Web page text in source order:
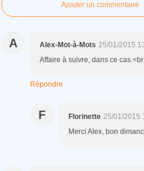
Ajouter un commentaire
A Alex-Mot-à-Mots 25/01/2015
Affaire à suivre, dans ce
Répondre
F Florinette 25/01/2015
Merci Alex, bon